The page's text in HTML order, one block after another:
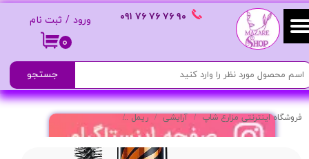
۰
ورود / ثبت نام
حساب کاربری من
تغییر گذر واژه
سفارشات
خروج از حساب کاربری
٩٠ ٧۶ ٧۶ ٧۶ ٠٩١
جستجو
فروشگاه اینترنتی مزارع شاپ آرایشی ریمل ریمل حجم دهنده(نارنجی) Big Bold Extreme